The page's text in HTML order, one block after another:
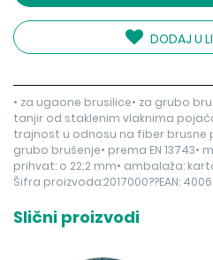
DODAJ U
• za ugaone brusilice• za grubo
tanjir od staklenim vlaknima
trajnost u odnosu na fiber brusne
grubo brušenje• prema EN 13743•
prihvat: o 22;2 mm• ambalaža:
Šifra proizvoda:2017000??EAN:
Slični proizvodi